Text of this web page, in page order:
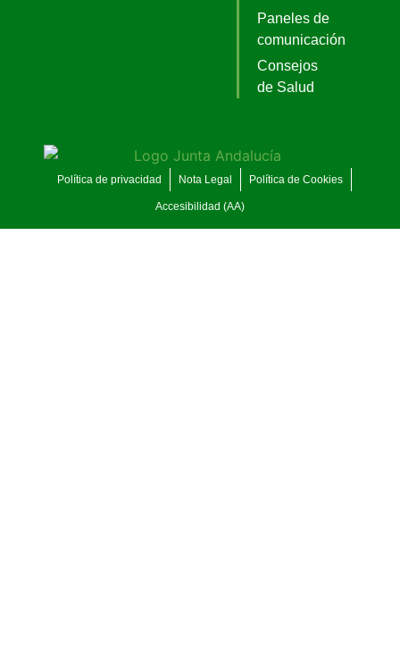
Paneles de
comunicación
Consejos
de Salud
Política de privacidad Nota Legal Política de Cookies
Accesibilidad (AA)